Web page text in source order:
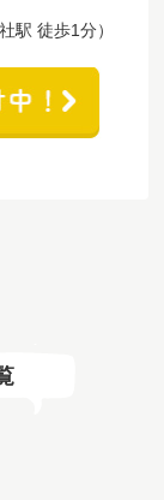
駅 徒歩1分）